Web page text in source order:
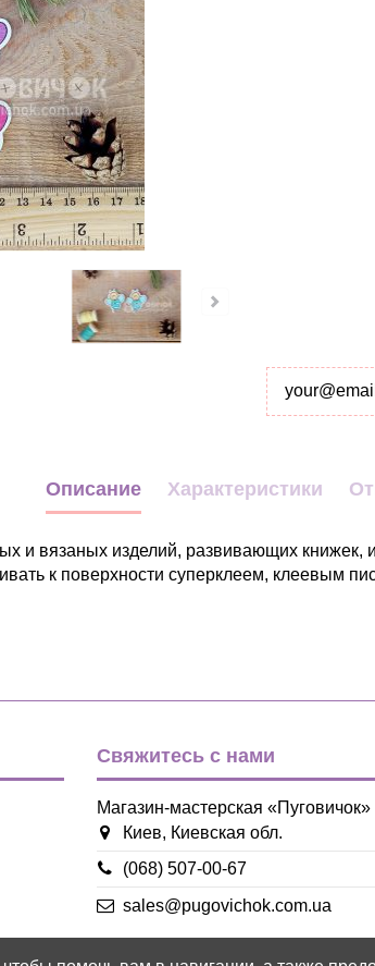
Описание Характеристики
и вязаных изделий, развивающих книжек,
к поверхности суперклеем, клеевым
желтый
оранжевый
розовый
сиреневый
фиолетовый
фуксия
Дерево
33*30мм
Свяжитесь с нами
Магазин-мастерская «Пуговичок»
Киев, Киевская обл.
(068) 507-00-67
sales@pugovichok.com.ua